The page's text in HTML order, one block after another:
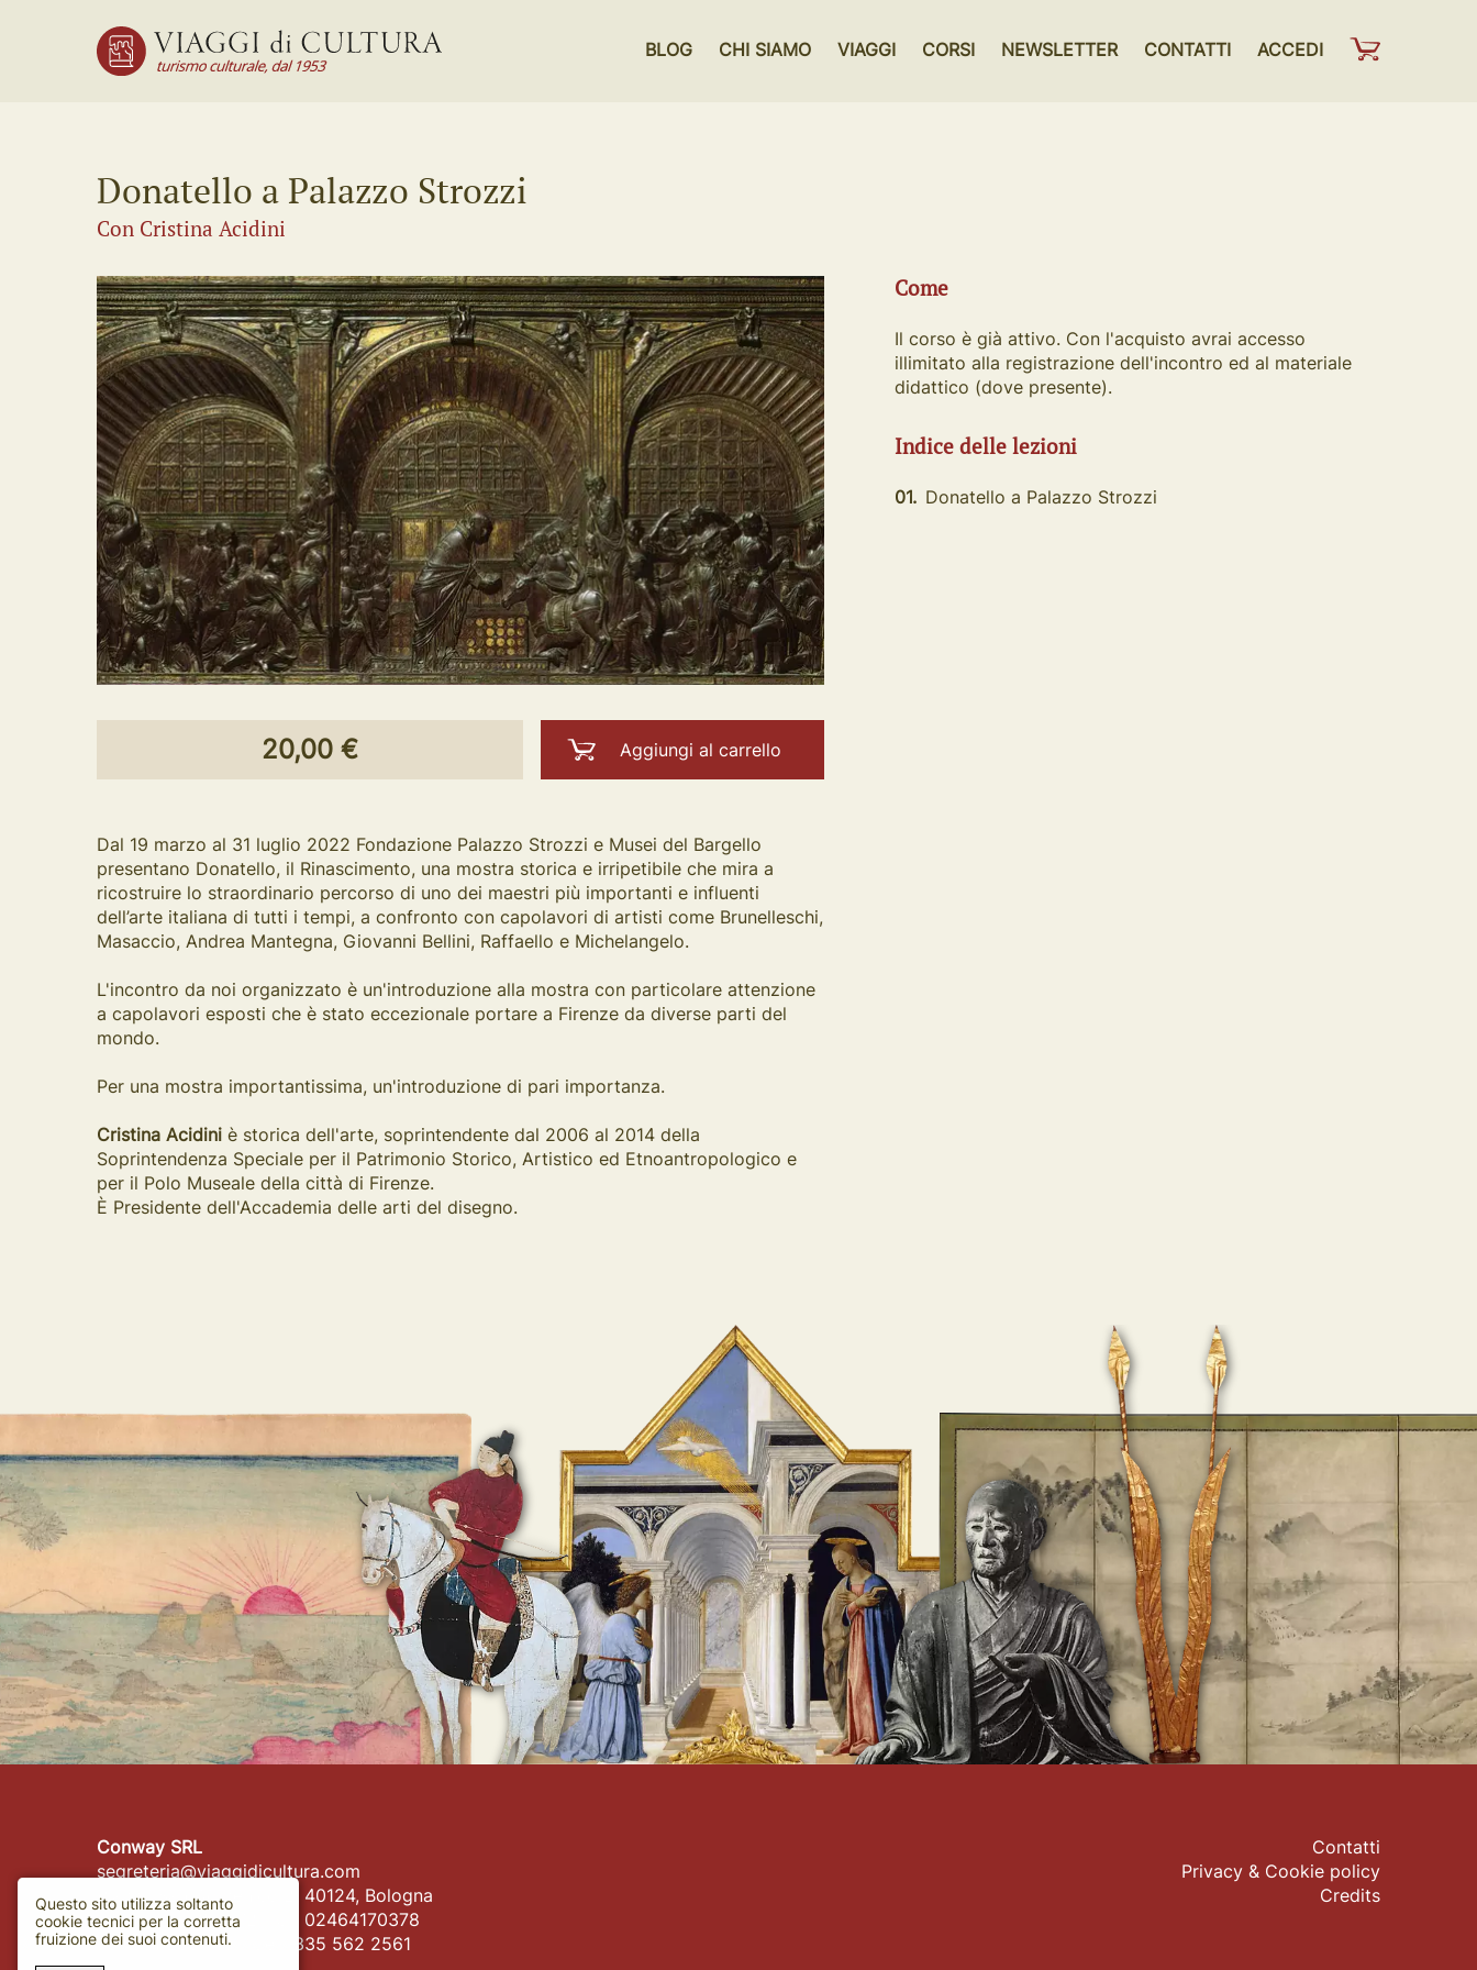
BLOG CHI SIAMO VIAGGI CORSI NEWSLETTER CONTATTI ACCEDI
Donatello a Palazzo Strozzi
Con Cristina Acidini
20,00 € Aggiungi al carrello
Dal 19 marzo al 31 luglio 2022 Fondazione Palazzo Strozzi e Musei del Bargello
presentano Donatello, il Rinascimento, una mostra storica e irripetibile che mira a
ricostruire lo straordinario percorso di uno dei maestri più importanti e influenti
dell’arte italiana di tutti i tempi, a confronto con capolavori di artisti come Brunelleschi,
Masaccio, Andrea Mantegna, Giovanni Bellini, Raffaello e Michelangelo.
L'incontro da noi organizzato è un'introduzione alla mostra con particolare attenzione
a capolavori esposti che è stato eccezionale portare a Firenze da diverse parti del
mondo.
Per una mostra importantissima, un'introduzione di pari importanza.
Cristina Acidini è storica dell'arte, soprintendente dal 2006 al 2014 della
Soprintendenza Speciale per il Patrimonio Storico, Artistico ed Etnoantropologico e
per il Polo Museale della città di Firenze.
È Presidente dell'Accademia delle arti del disegno.
Come
Il corso è già attivo. Con l'acquisto avrai accesso
illimitato alla registrazione dell'incontro ed al materiale
didattico (dove presente).
Indice delle lezioni
01. Donatello a Palazzo Strozzi
Conway SRL
segreteria@viaggidicultura.com
Piazza San Domenico 2, 40124, Bologna
PIVA 04166850372 - CF 02464170378
Tel. 051 233 716 - Cell. 335 562 2561
Contatti
Privacy & Cookie policy
Credits
Questo sito utilizza soltanto
cookie tecnici per la corretta
fruizione dei suoi contenuti.